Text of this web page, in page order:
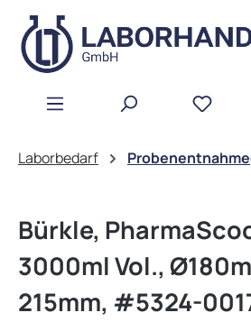
Zum Hauptinhalt springen
Laborbedarf
Bürkle,
3000ml Vol.,
215mm, #5324-